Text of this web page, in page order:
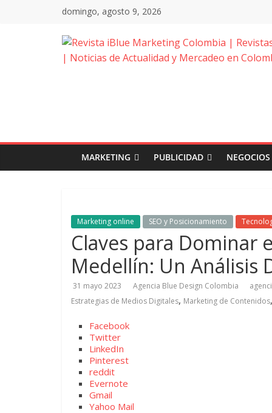
domingo, agosto 9, 2026
Revista
Marketing
Colombia
Revistas
de
Marketing
en
Colombia
MARKETING PUBLICIDAD
Marketing online SEO y Posicionamiento
Claves para Dominar
Medellín: Un Análisis
31 mayo 2023 Agencia Blue Design Colombia
Estrategias de Medios Digitales, Marketing de Contenidos
Facebook
Twitter
LinkedIn
Pinterest
reddit
Evernote
Gmail
Yahoo Mail